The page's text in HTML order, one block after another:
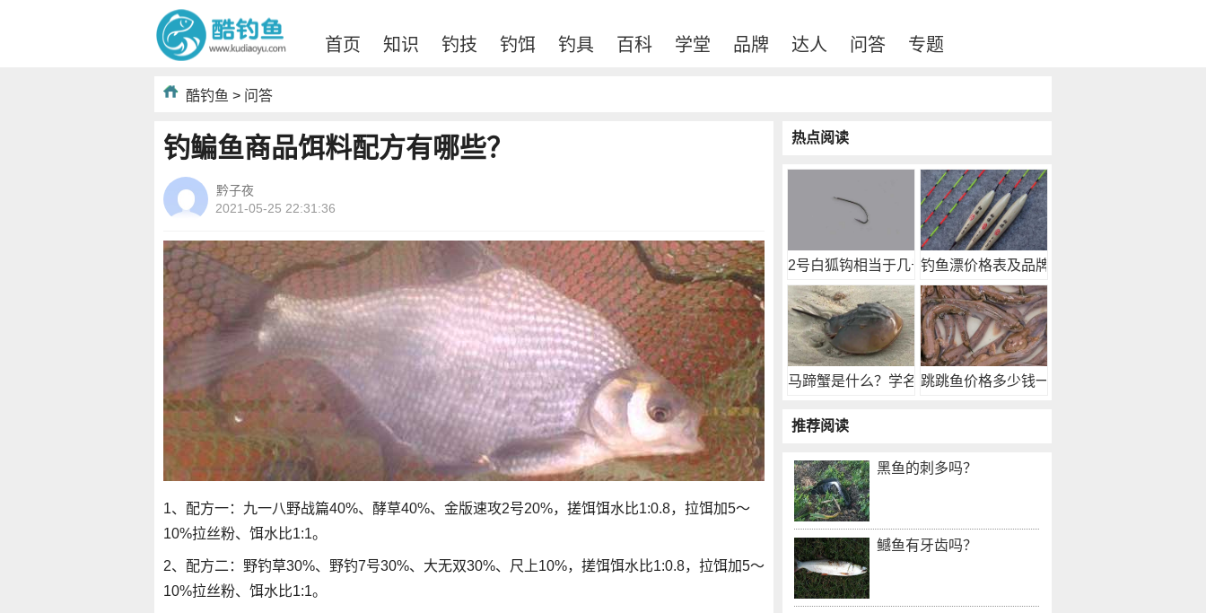
首页 知识 钓技 钓饵 钓具 百科 学堂 品牌 达人 问答 专题
酷钓鱼 > 问答
钓鳊鱼商品饵料配方有哪些？
黔子夜
2021-05-25 22:31:36
1、配方一：九一八野战篇40%、酵草40%、金版速攻2号20%，搓饵饵水比1:0.8，拉饵加5～
10%拉丝粉、饵水比1:1。
2、配方二：野钓草30%、野钓7号30%、大无双30%、尺上10%，搓饵饵水比1:0.8，拉饵加5～
10%拉丝粉、饵水比1:1。
热点阅读
2号白狐钩相当于几号钓鱼漂价格表及品牌推
马蹄蟹是什么？学名鲎跳跳鱼价格多少钱一斤
推荐阅读
黑鱼的刺多吗？
鳡鱼有牙齿吗？